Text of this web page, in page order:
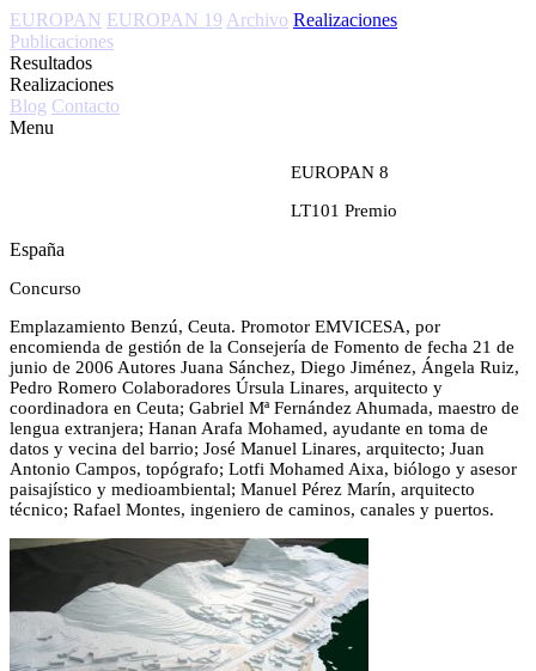
EUROPAN EUROPAN 19 Archivo Realizaciones
Publicaciones
Resultados
Realizaciones
Blog Contacto
Menu
EUROPAN 8
LT101 Premio
España
Concurso
Emplazamiento Benzú, Ceuta. Promotor EMVICESA, por
encomienda de gestión de la Consejería de Fomento de fecha 21 de
junio de 2006 Autores Juana Sánchez, Diego Jiménez, Ángela Ruiz,
Pedro Romero Colaboradores Úrsula Linares, arquitecto y
coordinadora en Ceuta; Gabriel Mª Fernández Ahumada, maestro de
lengua extranjera; Hanan Arafa Mohamed, ayudante en toma de
datos y vecina del barrio; José Manuel Linares, arquitecto; Juan
Antonio Campos, topógrafo; Lotfi Mohamed Aixa, biólogo y asesor
paisajístico y medioambiental; Manuel Pérez Marín, arquitecto
técnico; Rafael Montes, ingeniero de caminos, canales y puertos.